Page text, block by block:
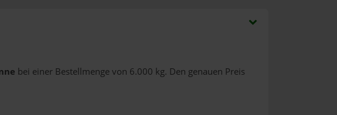
bei einer Bestellmenge von 6.000 kg. Den genauen Preis